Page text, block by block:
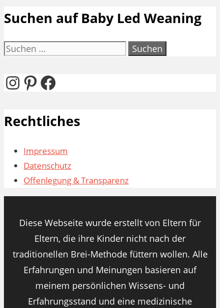
Suchen auf Baby Led Weaning
Suchen
Instagram
Pinterest
Facebook
Rechtliches
Impressum
Datenschutz
Offenlegung & Transparenz
Diese Webseite wurde erstellt von Eltern für
Eltern, die ihre Kinder nicht nach der
traditionellen Brei-Methode füttern wollen. Alle
Erfahrungen und Meinungen basieren auf
meinem persönlichen Wissens- und
Erfahrungsstand und eine medizinische